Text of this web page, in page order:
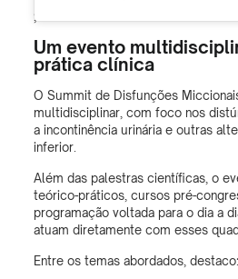
;
Um evento
prática clínica
O Summit de Disfunções
multidisciplinar, com foco nos
a incontinência urinária e outras
inferior.
Além das palestras científicas, o
teórico-práticos, cursos pré-
programação voltada para o dia a
atuam diretamente com esses
Entre os temas abordados, destaco: